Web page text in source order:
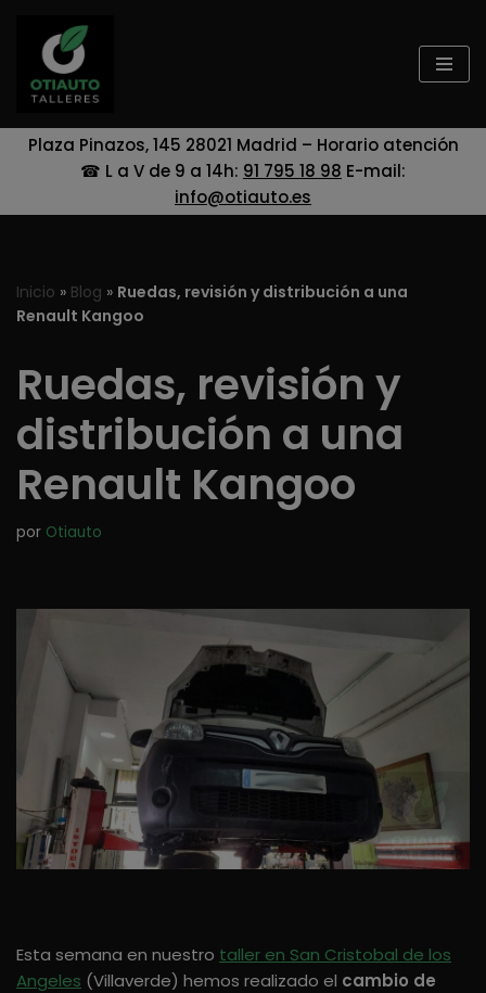
Saltar
contenido
Plaza Pinazos, 145 28021 Madrid – Horario atención
☎ L a V de 9 a 14h: 91 795 18 98 E-mail:
info@otiauto.es
Inicio » Blog » Ruedas, revisión y distribución a una
Renault Kangoo
Ruedas, revisión y
distribución a una
Renault Kangoo
por Otiauto
Esta semana en nuestro taller en San Cristobal de los
Angeles (Villaverde) hemos realizado el cambio de